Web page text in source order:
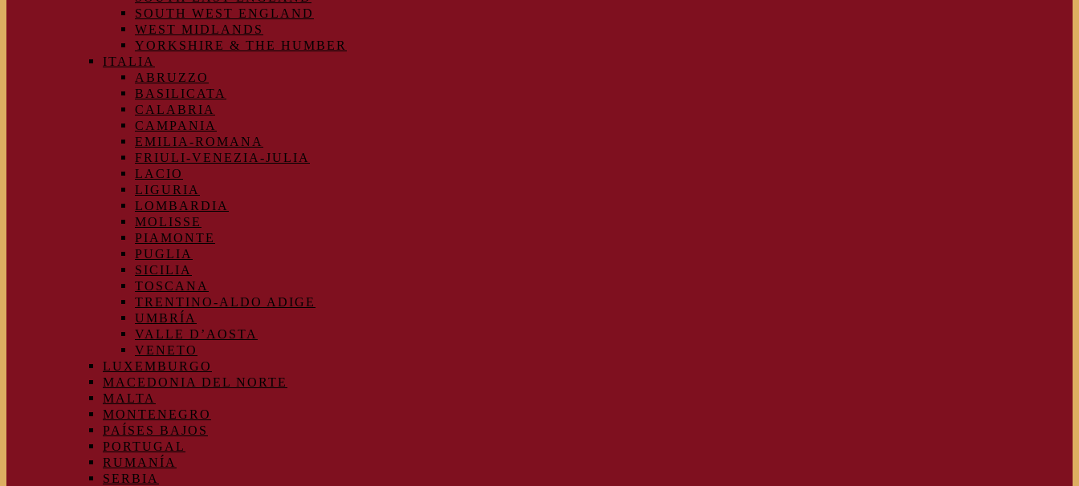
SOUTH WEST ENGLAND
WEST MIDLANDS
YORKSHIRE & THE HUMBER
ITALIA
ABRUZZO
BASILICATA
CALABRIA
CAMPANIA
EMILIA-ROMANA
FRIULI-VENEZIA-JULIA
LACIO
LIGURIA
LOMBARDIA
MOLISSE
PIAMONTE
PUGLIA
SICILIA
TOSCANA
TRENTINO-ALDO ADIGE
UMBRÍA
VALLE D’AOSTA
VENETO
LUXEMBURGO
MACEDONIA DEL NORTE
MALTA
MONTENEGRO
PAÍSES BAJOS
PORTUGAL
RUMANÍA
SERBIA